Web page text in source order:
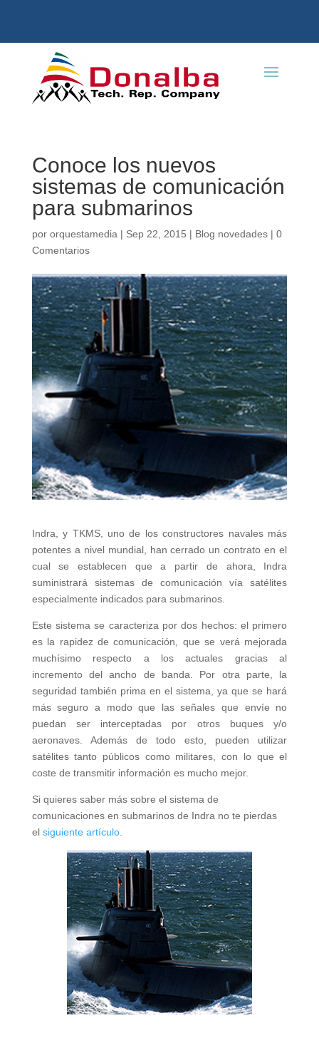
Conoce los nuevos
sistemas de comunicación
para submarinos
por orquestamedia | Sep 22, 2015 | Blog novedades| 0
Comentarios
Indra, y TKMS, uno de los constructores navales más
potentes a nivel mundial, han cerrado un contrato en el
cual se establecen que a partir de ahora, Indra
suministrará sistemas de comunicación vía satélites
especialmente indicados para submarinos.
Este sistema se caracteriza por dos hechos: el primero
es la rapidez de comunicación, que se verá mejorada
muchísimo respecto a los actuales gracias al
incremento del ancho de banda. Por otra parte, la
seguridad también prima en el sistema, ya que se hará
más seguro a modo que las señales que envíe no
puedan ser interceptadas por otros buques y/o
aeronaves. Además de todo esto, pueden utilizar
satélites tanto públicos como militares, con lo que el
coste de transmitir información es mucho mejor.
Si quieres saber más sobre el sistema de
comunicaciones en submarinos de Indra no te pierdas
el siguiente artículo.